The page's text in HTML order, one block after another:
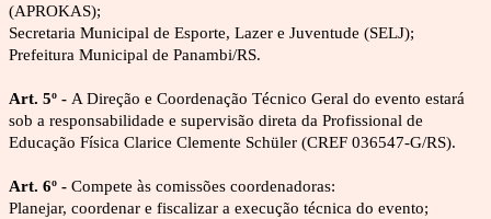
(APROKAS);
Secretaria Municipal de Esporte, Lazer e Juventude (SELJ);
Prefeitura Municipal de Panambi/RS.
Art. 5º - A Direção e Coordenação Técnico Geral do evento estará
sob a responsabilidade e supervisão direta da Profissional de
Educação Física Clarice Clemente Schüler (CREF 036547-G/RS).
Art. 6º - Compete às comissões coordenadoras:
Planejar, coordenar e fiscalizar a execução técnica do evento;